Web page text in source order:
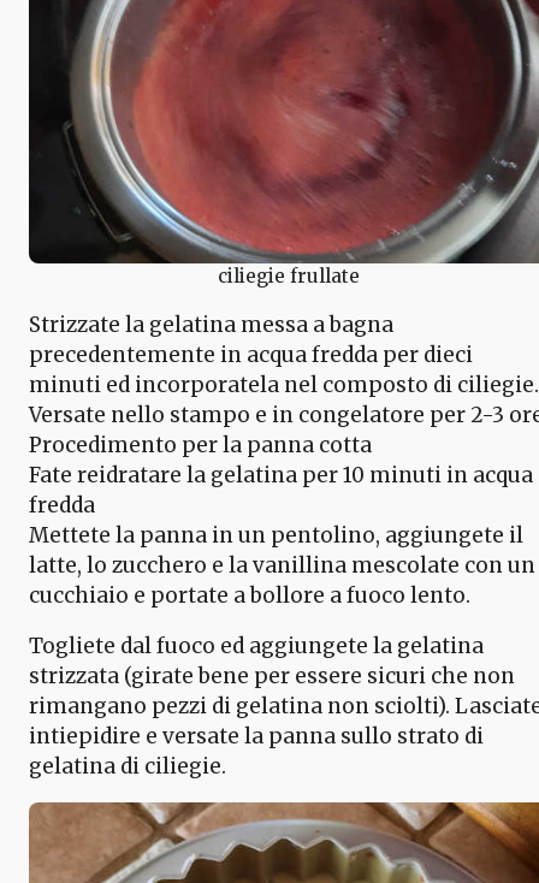
ciliegie frullate
Strizzate la gelatina messa a bagna
precedentemente in acqua fredda per dieci
minuti ed incorporatela nel composto di ciliegie.
Versate nello stampo e in congelatore per 2-3
Procedimento per la panna cotta
Fate reidratare la gelatina per 10 minuti in acqua
fredda
Mettete la panna in un pentolino, aggiungete il
latte, lo zucchero e la vanillina mescolate con un
cucchiaio e portate a bollore a fuoco lento.
Togliete dal fuoco ed aggiungete la gelatina
strizzata (girate bene per essere sicuri che non
rimangano pezzi di gelatina non sciolti).
intiepidire e versate la panna sullo strato di
gelatina di ciliegie.